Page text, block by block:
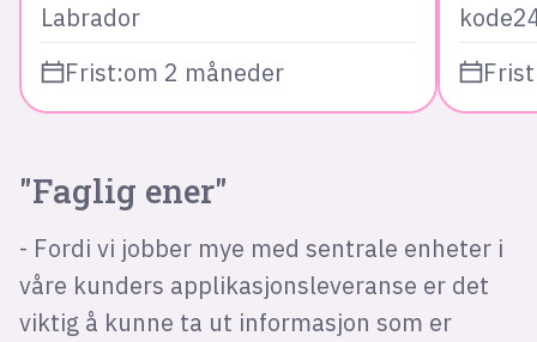
Labrador
Frist:om 2 måneder
"Faglig ener"
- Fordi vi jobber mye med sentrale enheter i
våre kunders applikasjonsleveranse er det
viktig å kunne ta ut informasjon som er